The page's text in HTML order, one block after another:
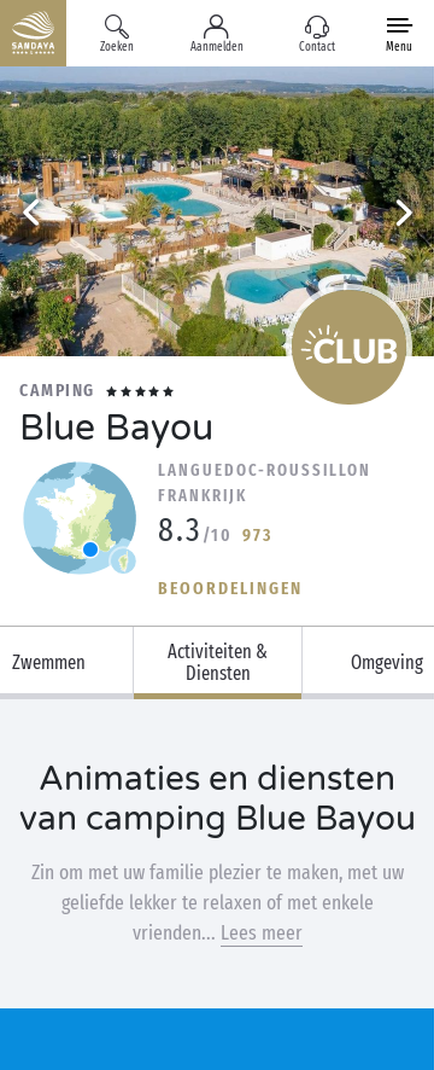
Zoeken Aanmelden Contact Menu
CAMPING
Blue Bayou
LANGUEDOC-ROUSSILLON
FRANKRIJK
8.3 /10 973
BEOORDELINGEN
Zwemmen
Activiteiten &
Diensten
Omgeving
Animaties en diensten
van camping Blue Bayou
Zin om met uw familie plezier te maken, met uw
geliefde lekker te relaxen of met enkele
vrienden... Lees meer